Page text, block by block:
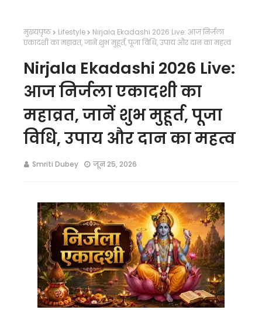
मुख्यपृष्ठ Lifestyle
Nirjala Ekadashi 2026 Live: आज निर्जला
एकादशी का महाव्रत, जानें शुभ मुहूर्त, पूजा विधि, उपाय और दान का महत्व
Nirjala Ekadashi 2026 Live:
आज निर्जला एकादशी का
महाव्रत, जानें शुभ मुहूर्त, पूजा
विधि, उपाय और दान का महत्व
Smriti Dubey जून 25, 2026